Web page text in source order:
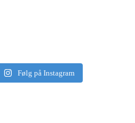
Følg på Instagram